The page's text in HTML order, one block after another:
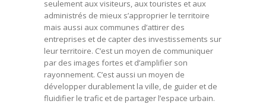
seulement aux visiteurs, aux touristes et aux
administrés de mieux s’approprier le territoire
mais aussi aux communes d’attirer des
entreprises et de capter des investissements sur
leur territoire. C’est un moyen de communiquer
par des images fortes et d’amplifier son
rayonnement. C’est aussi un moyen de
développer durablement la ville, de guider et de
fluidifier le trafic et de partager l’espace urbain.